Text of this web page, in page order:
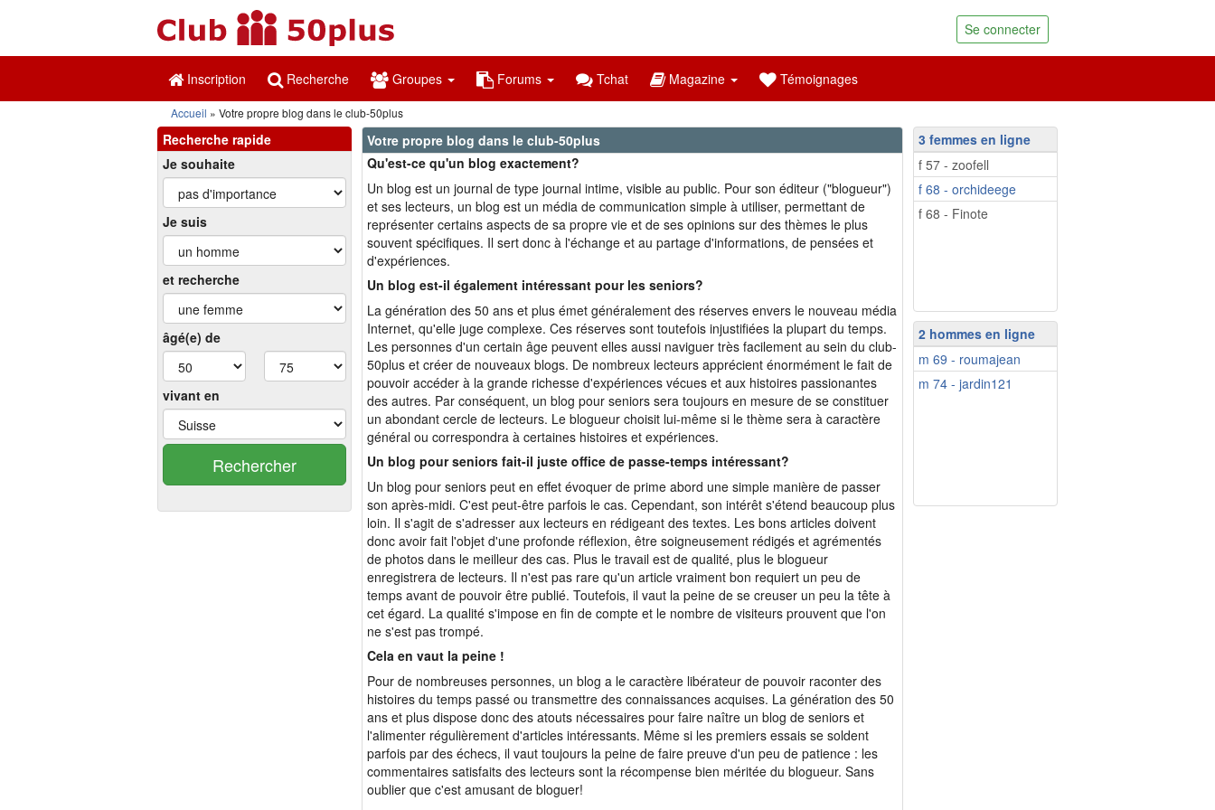
Se connecter
Inscription Recherche Groupes Forums Tchat Magazine Témoignages
Accueil Votre propre blog dans le club-50plus
Recherche rapide
Je souhaite
Je suis
et recherche
âgé(e) de
vivant en
Rechercher
Votre propre blog dans le club-50plus
Qu'est-ce qu'un blog exactement?
Un blog est un journal de type journal intime, visible au public. Pour son éditeur ("blogueur")
et ses lecteurs, un blog est un média de communication simple à utiliser, permettant de
représenter certains aspects de sa propre vie et de ses opinions sur des thèmes le plus
souvent spécifiques. Il sert donc à l'échange et au partage d'informations, de pensées et
d'expériences.
Un blog est-il également intéressant pour les seniors?
La génération des 50 ans et plus émet généralement des réserves envers le nouveau média
Internet, qu'elle juge complexe. Ces réserves sont toutefois injustifiées la plupart du temps.
Les personnes d'un certain âge peuvent elles aussi naviguer très facilement au sein du club-
50plus et créer de nouveaux blogs. De nombreux lecteurs apprécient énormément le fait de
pouvoir accéder à la grande richesse d'expériences vécues et aux histoires passionantes
des autres. Par conséquent, un blog pour seniors sera toujours en mesure de se constituer
un abondant cercle de lecteurs. Le blogueur choisit lui-même si le thème sera à caractère
général ou correspondra à certaines histoires et expériences.
Un blog pour seniors fait-il juste office de passe-temps intéressant?
Un blog pour seniors peut en effet évoquer de prime abord une simple manière de passer
son après-midi. C'est peut-être parfois le cas. Cependant, son intérêt s'étend beaucoup plus
loin. Il s'agit de s'adresser aux lecteurs en rédigeant des textes. Les bons articles doivent
donc avoir fait l'objet d'une profonde réflexion, être soigneusement rédigés et agrémentés
de photos dans le meilleur des cas. Plus le travail est de qualité, plus le blogueur
enregistrera de lecteurs. Il n'est pas rare qu'un article vraiment bon requiert un peu de
temps avant de pouvoir être publié. Toutefois, il vaut la peine de se creuser un peu la tête à
cet égard. La qualité s'impose en fin de compte et le nombre de visiteurs prouvent que l'on
ne s'est pas trompé.
Cela en vaut la peine !
Pour de nombreuses personnes, un blog a le caractère libérateur de pouvoir raconter des
histoires du temps passé ou transmettre des connaissances acquises. La génération des 50
ans et plus dispose donc des atouts nécessaires pour faire naître un blog de seniors et
l'alimenter régulièrement d'articles intéressants. Même si les premiers essais se soldent
parfois par des échecs, il vaut toujours la peine de faire preuve d'un peu de patience : les
commentaires satisfaits des lecteurs sont la récompense bien méritée du blogueur. Sans
oublier que c'est amusant de bloguer!
3 femmes en ligne
f 57 - zoofell
f 68 - orchideege
f 68 - Finote
2 hommes en ligne
m 69 - roumajean
m 74 - jardin121